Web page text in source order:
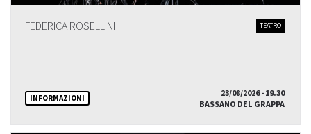
FEDERICA ROSELLINI TEATRO
INFORMAZIONI
23/08/2026 - 19.30
BASSANO DEL GRAPPA